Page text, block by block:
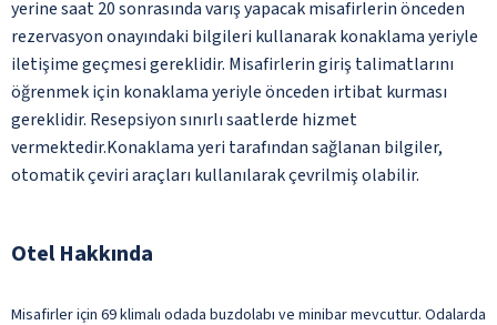
yerine saat 20 sonrasında varış yapacak misafirlerin önceden
rezervasyon onayındaki bilgileri kullanarak konaklama yeriyle
iletişime geçmesi gereklidir. Misafirlerin giriş talimatlarını
öğrenmek için konaklama yeriyle önceden irtibat kurması
gereklidir. Resepsiyon sınırlı saatlerde hizmet
vermektedir.Konaklama yeri tarafından sağlanan bilgiler,
otomatik çeviri araçları kullanılarak çevrilmiş olabilir.
Otel Hakkında
Misafirler için 69 klimalı odada buzdolabı ve minibar mevcuttur. Odalarda